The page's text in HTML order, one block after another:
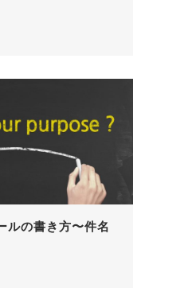
ルの書き方〜件名